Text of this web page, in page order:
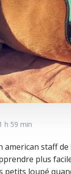
h 59 min
american staff
plus
loupé